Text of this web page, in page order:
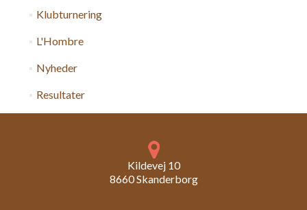
Klubturnering
L'Hombre
Nyheder
Resultater
Kildevej 10
8660 Skanderborg